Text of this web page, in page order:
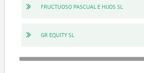
FRUCTUOSO PASCUAL E HIJOS SL
GR EQUITY SL